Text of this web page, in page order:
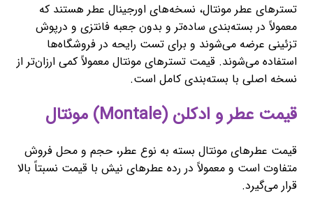
تسترهای عطر مونتال، نسخه‌های اورجینال عطر هستند که
معمولاً در بسته‌بندی ساده‌تر و بدون جعبه فانتزی و درپوش
تزئینی عرضه می‌شوند و برای تست رایحه در فروشگاه‌ها
استفاده می‌شوند. قیمت تسترهای مونتال معمولاً کمی ارزان‌تر از
نسخه اصلی با بسته‌بندی کامل است.
قیمت عطر و ادکلن (Montale) مونتال
قیمت عطرهای مونتال بسته به نوع عطر، حجم و محل فروش
متفاوت است و معمولاً در رده عطرهای نیش با قیمت نسبتاً بالا
قرار می‌گیرد.